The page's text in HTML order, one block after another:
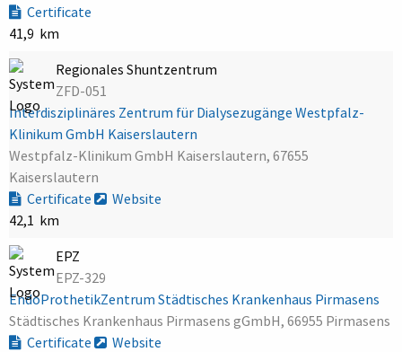
Certificate
41,9 km
Regionales Shuntzentrum
ZFD-051
Interdisziplinäres Zentrum für Dialysezugänge Westpfalz-
Klinikum GmbH Kaiserslautern
Westpfalz-Klinikum GmbH Kaiserslautern, 67655
Kaiserslautern
Certificate
Website
42,1 km
EPZ
EPZ-329
EndoProthetikZentrum Städtisches Krankenhaus Pirmasens
Städtisches Krankenhaus Pirmasens gGmbH, 66955 Pirmasens
Certificate
Website